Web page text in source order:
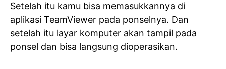
Setelah itu kamu bisa memasukkannya di
aplikasi TeamViewer pada ponselnya. Dan
setelah itu layar komputer akan tampil pada
ponsel dan bisa langsung dioperasikan.